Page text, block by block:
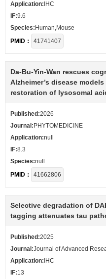
Application: IHC
IF:9.6
Species: Human,Mouse
PMID：
41741407
Da-Bu-Yin-Wan rescues
Alzheimer’s disease
restoration of lysosomal
Published:2026
Journal: PHYTOMEDICINE
Application:null
IF:8.3
Species:null
PMID：
41662806
Selective degradation of
tagging attenuates tau
Published:2025
Journal:Journal of Advanced
Application: IHC
IF:13